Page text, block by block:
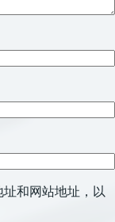
和网站地址，以